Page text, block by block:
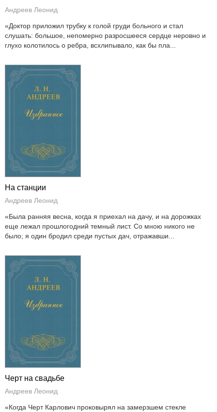
Андреев Леонид
«Доктор приложил трубку к голой груди больного и стал
слушать: большое, непомерно разросшееся сердце неровно и
глухо колотилось о ребра, всхлипывало, как бы пла...
На станции
Андреев Леонид
«Была ранняя весна, когда я приехал на дачу, и на дорожках
еще лежал прошлогодний темный лист. Со мною никого не
было; я один бродил среди пустых дач, отражавши...
Черт на свадьбе
Андреев Леонид
«Когда Черт Карлович проковырял на замерзшем стекле